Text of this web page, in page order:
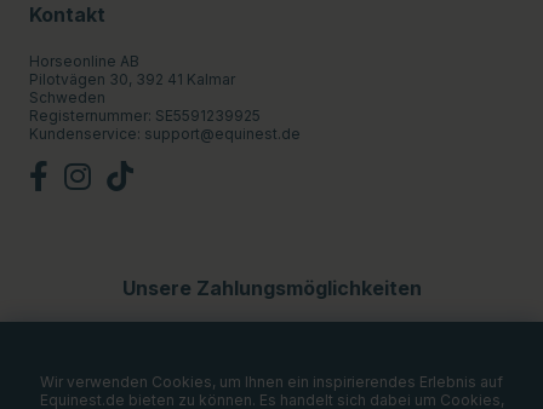
Kontakt
Horseonline AB
Pilotvägen 30, 392 41 Kalmar
Schweden
Registernummer: SE5591239925
Kundenservice: support@equinest.de
Unsere Zahlungsmöglichkeiten
Wir verwenden Cookies, um Ihnen ein inspirierendes Erlebnis auf
Equinest.de bieten zu können. Es handelt sich dabei um Cookies,